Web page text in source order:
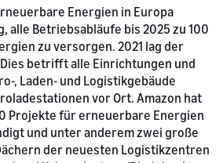
Energien in Europa
alle Betriebsabläufe bis 2025 zu 100
zu versorgen. 2021 lag der
betrifft alle Einrichtungen und
, Laden- und Logistikgebäude
vor Ort. Amazon hat
Projekte für erneuerbare Energien
und unter anderem zwei große
der neuesten Logistikzentren